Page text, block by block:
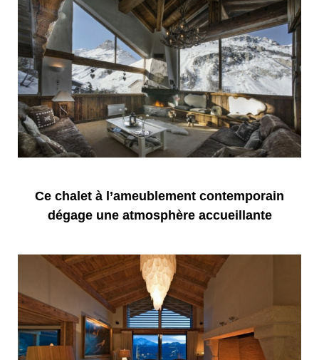
Ce chalet à l’ameublement contemporain
dégage une atmosphère accueillante